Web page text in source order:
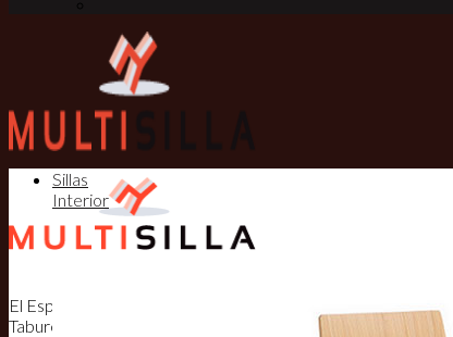
El Especialista en Sillas, Mesas y
Taburetes
Sillas
Interior